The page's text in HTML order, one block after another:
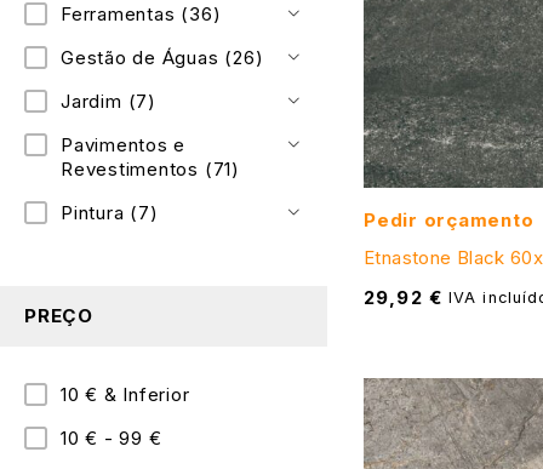
Ferramentas (36)
Gestão de Águas (26)
Jardim (7)
Pavimentos e
Revestimentos (71)
Pintura (7)
PREÇO
10 € & Inferior
10 € - 99 €
Pedir orçamento
Etnastone Black
29,92 € IVA